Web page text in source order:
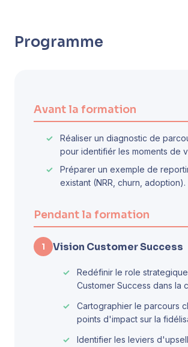
Programme
Avant la formation
Réaliser un diagnostic de
pour identifiér les moments de
Préparer un exemple de
existant (NRR, churn, adoption).
Pendant la formation
1 Vision Customer Success
Redéfinir le role
Customer Success dans la
Cartographier le parcours
points d'impact sur la
Identifier les leviers